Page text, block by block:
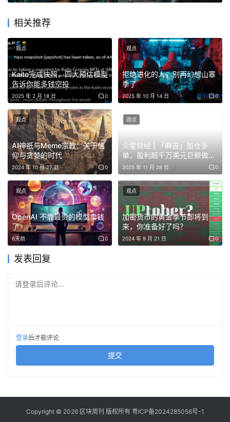
求，“龙虾十条”以支持OpenClaw这一被誉为智能体“操作
手”的项目为突破口，推出一系列“包圆式”服务。
免费部署，开箱即用。政策鼓励平台企业打造“龙虾服务
区”，拟为开发者免费提供OpenClaw部署服务，免除复杂
的环境搭建烦恼。政府将对平台给予相应补贴，真正实现开
发者“拎包入住”。
数据要素，开放共享。龙岗拟开放低空经济、智慧交通、医
疗健康、城市治理等领域的大规模高质量脱敏公共数据，降
低公共数据使用成本。对购买数据治理、标注等服务用于
OpenClaw开发的企业，按费用给予50%补贴；对购买即插
即用的“龙虾盒子”（AI NAS）硬件，按市场价30%给予补
贴。
鼓励创新，重奖应用。为激励技术攻关，龙岗拟对向国际主
流社区贡献关键代码、开发上架龙岗优势产业技能包的企
业，经认定最高可获200万元补贴。同时，实施“OpenClaw
40%给予补贴，单家企业年度最高200万元。每年还将遴选
送三个月免费算力、补三成大模型调用费
人公司）正成为现实，越来越多身兼数职的“超级个体”开始
涌现。
相关推荐
Kaito完成快照，四大预估模型
告诉你能多钱空投
2025 年 2 月 18 日 0
观点
拒绝进化的人，别再幻想山寨
季了
2025 年 10 月 14 日 0
观点
AI神祇与Meme宗教：关于信
仰与贪婪的时代
2024 年 10 月 27 日 0
观点
火星财经 | 「麻吉」加仓多
单，盈利超千万美元巨鲸做空
1000枚BTC
2025 年 11 月 28 日 0
观点
OpenAI 不靠最贵的模型卖钱
了
6天前 0
观点
加密货币的黄金季节即将到
来，你准备好了吗？
2024 年 9 月 21 日 0
观点
发表回复
请登录后评论...
登录后才能评论
提交
Copyright © 2026 区块周刊 版权所有 粤ICP备2024285056号-1